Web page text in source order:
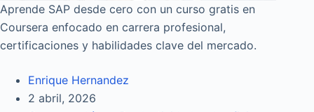
Aprende SAP desde cero con un curso gratis en
Coursera enfocado en carrera profesional,
certificaciones y habilidades clave del mercado.
Enrique Hernandez
2 abril, 2026